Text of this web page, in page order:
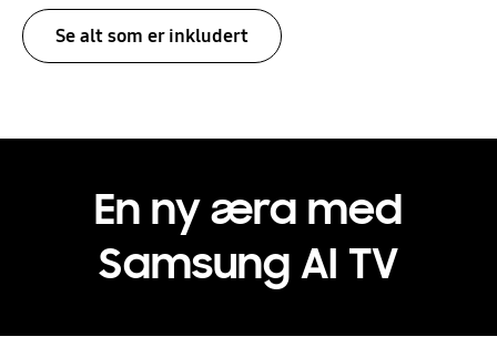
Se alt som er inkludert
En ny æra med
Samsung AI TV